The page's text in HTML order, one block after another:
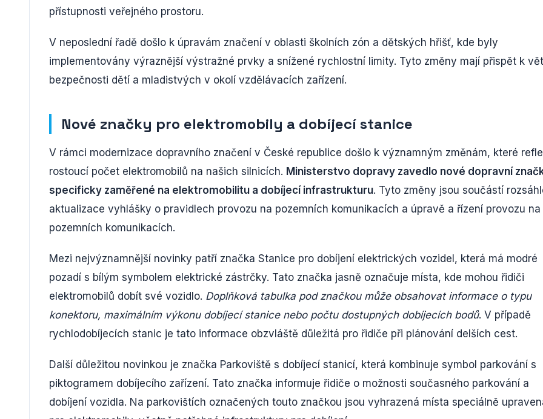
přístupnosti veřejného prostoru.
V neposlední řadě došlo k úpravám značení v oblasti školních zón a dětských hřišť, kde byly
implementovány výraznější výstražné prvky a snížené rychlostní limity. Tyto změny mají přispět k
bezpečnosti dětí a mladistvých v okolí vzdělávacích zařízení.
Nové značky pro elektromobily a dobíjecí stanice
V rámci modernizace dopravního značení v České republice došlo k významným změnám, které
rostoucí počet elektromobilů na našich silnicích. Ministerstvo dopravy zavedlo nové dopravní
specificky zaměřené na elektromobilitu a dobíjecí infrastrukturu. Tyto změny jsou součástí
aktualizace vyhlášky o pravidlech provozu na pozemních komunikacích a úpravě a řízení provozu na
pozemních komunikacích.
Mezi nejvýznamnější novinky patří značka Stanice pro dobíjení elektrických vozidel, která má modré
pozadí s bílým symbolem elektrické zástrčky. Tato značka jasně označuje místa, kde mohou řidiči
elektromobilů dobít své vozidlo. Doplňková tabulka pod značkou může obsahovat informace o typu
konektoru, maximálním výkonu dobíjecí stanice nebo počtu dostupných dobíjecích bodů. V případě
rychlodobíjecích stanic je tato informace obzvláště důležitá pro řidiče při plánování delších cest.
Další důležitou novinkou je značka Parkoviště s dobíjecí stanicí, která kombinuje symbol parkování s
piktogramem dobíjecího zařízení. Tato značka informuje řidiče o možnosti současného parkování a
dobíjení vozidla. Na parkovištích označených touto značkou jsou vyhrazená místa speciálně